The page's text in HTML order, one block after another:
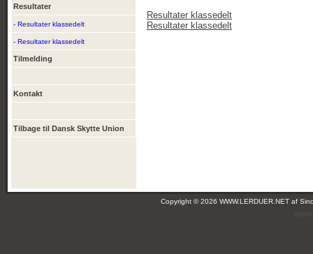
Resultater
- Resultater klassedelt
- Resultater klassedelt
Tilmelding
Kontakt
Tilbage til Dansk Skytte Union
Resultater klassedelt
Resultater klassedelt
Copyright © 2026 WWW.LERDUER.NET af